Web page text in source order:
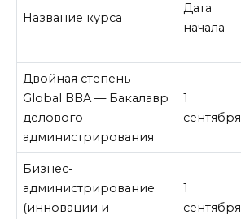
Название курса
Дата
начала
Двойная степень
Global BBA — Бакалавр
делового
администрирования
1
сентября
Бизнес-
администрирование
(инновации и
1
сентября